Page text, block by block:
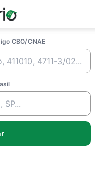
CBO/CNAE